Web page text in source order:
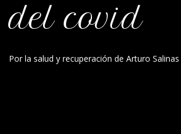
del covid
Por la salud y recuperación de Arturo Salinas